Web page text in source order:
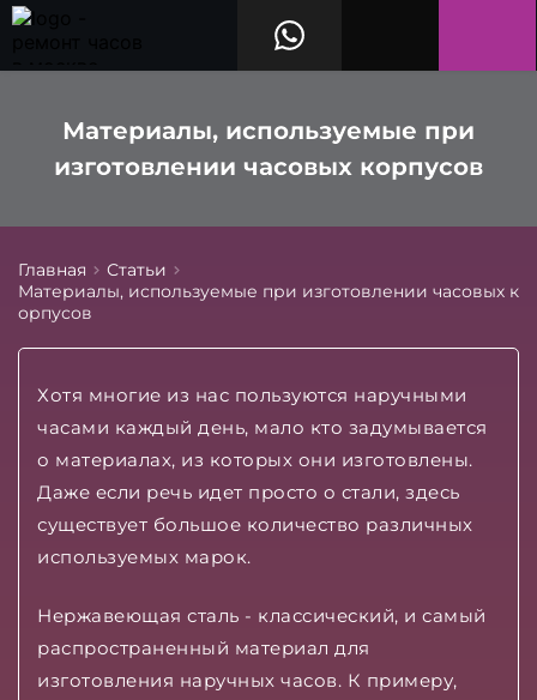
Материалы, используемые при
изготовлении часовых корпусов
Главная
Статьи
Материалы, используемые при изготовлении часовых к
орпусов
Хотя многие из нас пользуются наручными
часами каждый день, мало кто задумывается
о материалах, из которых они изготовлены.
Даже если речь идет просто о стали, здесь
существует большое количество различных
используемых марок.
Нержавеющая сталь - классический, и самый
распространенный материал для
изготовления наручных часов. К примеру,